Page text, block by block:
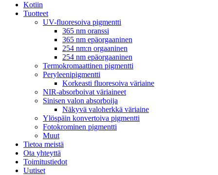
Kotiin
Tuotteet
UV-fluoresoiva pigmentti
365 nm oranssi
365 nm epäorgaaninen
254 nm:n orgaaninen
254 nm epäorgaaninen
Termokromaattinen pigmentti
Peryleenipigmentti
Korkeasti fluoresoiva väriaine
NIR-absorboivat väriaineet
Sinisen valon absorboija
Näkyvä valoherkkä väriaine
Ylöspäin konvertoiva pigmentti
Fotokrominen pigmentti
Muut
Tietoa meistä
Ota yhteyttä
Toimitustiedot
Uutiset